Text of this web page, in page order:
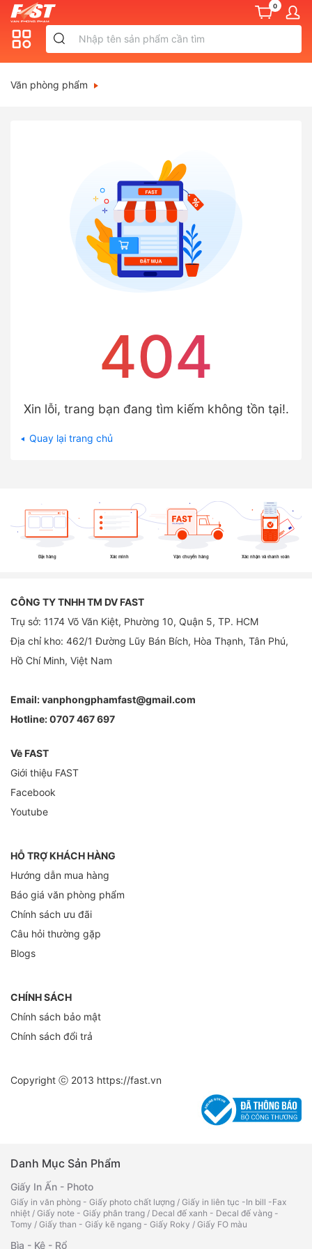
0
Văn phòng phẩm
404
Xin lỗi, trang bạn đang tìm kiếm không tồn tại!.
Quay lại trang chủ
Đặt hàng Xác minh Vận chuyển hàng Xác nhận và thanh toán
CÔNG TY TNHH TM DV FAST
Trụ sở: 1174 Võ Văn Kiệt, Phường 10, Quận 5, TP. HCM
Địa chỉ kho: 462/1 Đường Lũy Bán Bích, Hòa Thạnh, Tân Phú,
Hồ Chí Minh, Việt Nam
Email:vanphongphamfast@gmail.com
Hotline:0707 467 697
Về FAST
Giới thiệu FAST
Facebook
Youtube
HỖ TRỢ KHÁCH HÀNG
Hướng dẫn mua hàng
Báo giá văn phòng phẩm
Chính sách ưu đãi
Câu hỏi thường gặp
Blogs
CHÍNH SÁCH
Chính sách bảo mật
Chính sách đổi trả
Copyright ⓒ 2013 https://fast.vn
Danh Mục Sản Phẩm
Giấy In Ấn - Photo
Giấy in văn phòng - Giấy photo chất lượng / Giấy in liên tục -In bill -Fax
nhiệt / Giấy note - Giấy phân trang / Decal đế xanh - Decal đế vàng -
Tomy / Giấy than - Giấy kẽ ngang - Giấy Roky / Giấy FO màu
Bìa - Kệ - Rổ